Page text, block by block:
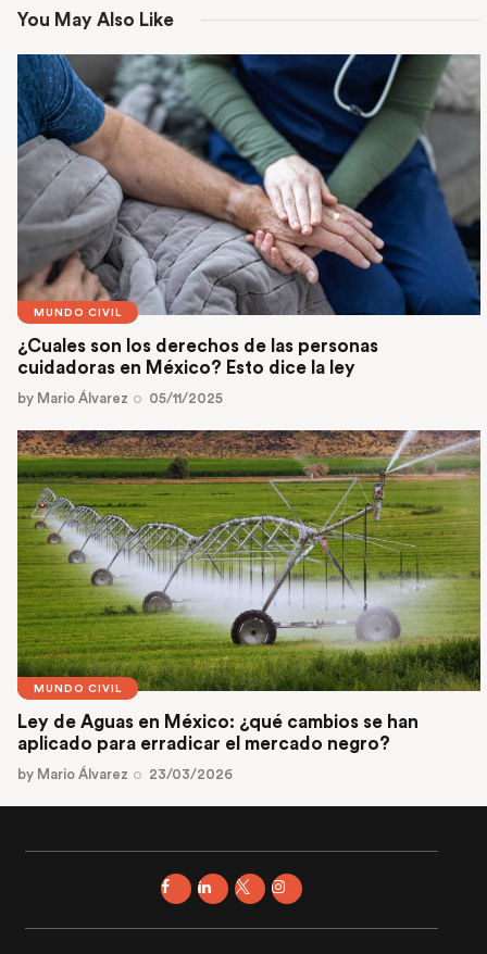
You May Also Like
MUNDO CIVIL
¿Cuales son los derechos de las personas
cuidadoras en México? Esto dice la ley
by Mario Álvarez 05/11/2025
MUNDO CIVIL
Ley de Aguas en México: ¿qué cambios se han
aplicado para erradicar el mercado negro?
by Mario Álvarez 23/03/2026